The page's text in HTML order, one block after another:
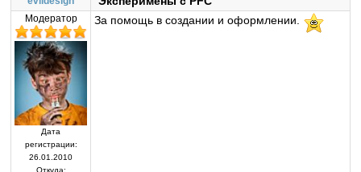
Модератор
Дата
регистрации:
26.01.2010
За помощь в создании и оформлении.